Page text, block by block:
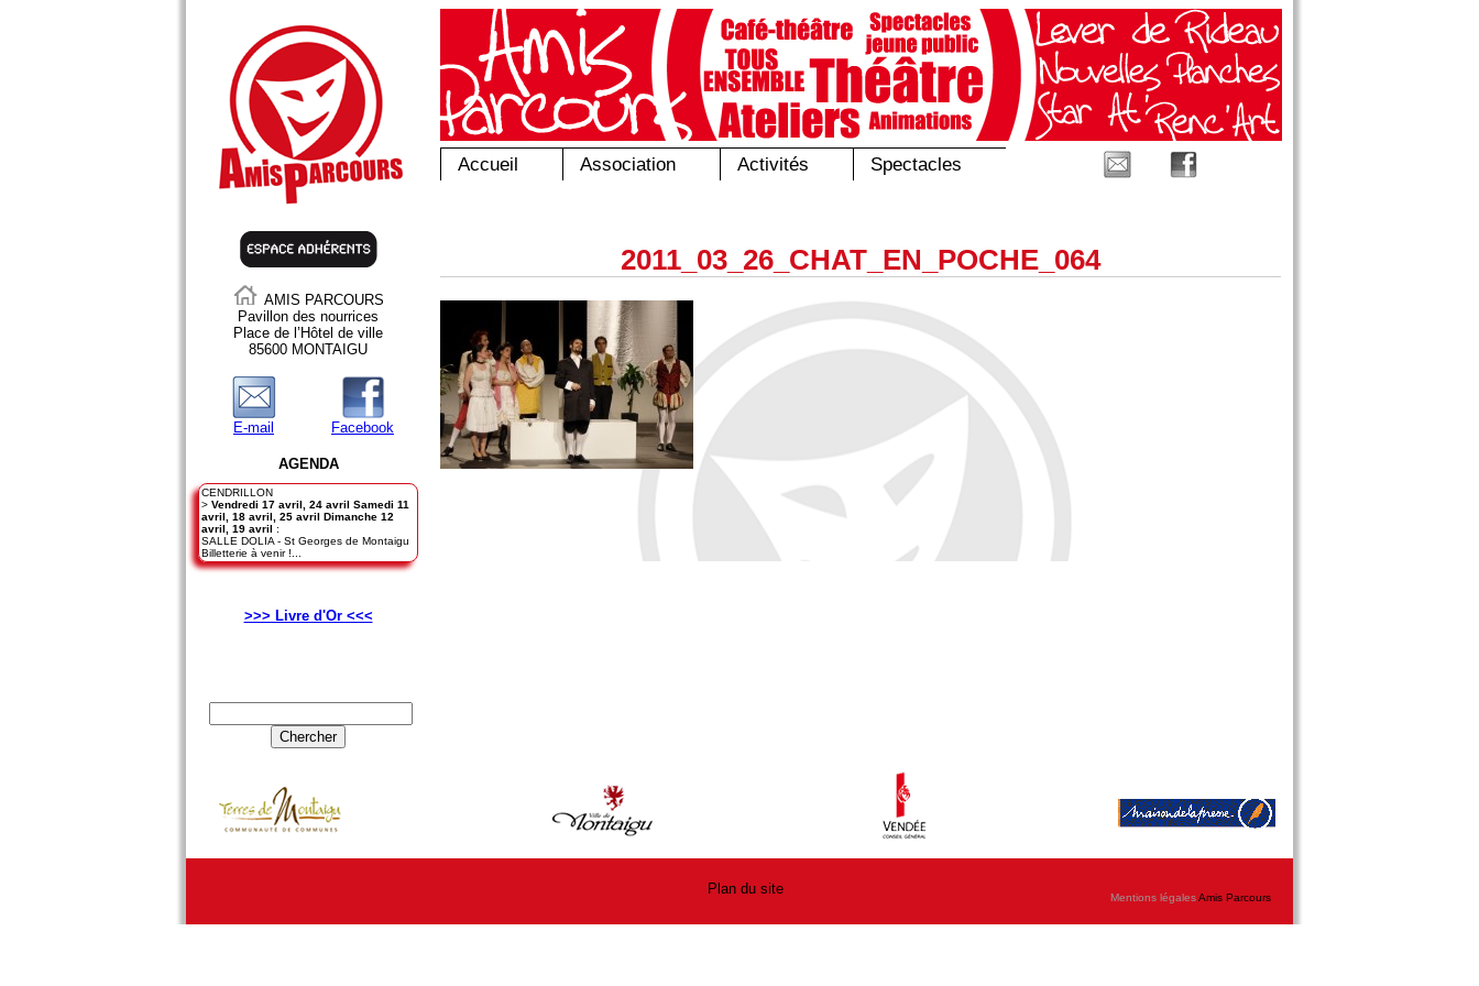
Accueil Association Activités Spectacles
2011_03_26_CHAT_EN_POCHE_064
AMIS PARCOURS
Pavillon des nourrices
Place de l’Hôtel de ville
85600 MONTAIGU
E-mail Facebook
AGENDA
CENDRILLON
> Vendredi 17 avril, 24 avril Samedi 11
avril, 18 avril, 25 avril Dimanche 12
avril, 19 avril :
SALLE DOLIA - St Georges de Montaigu
Billetterie à venir !...
>>> Livre d'Or <<<
Plan du site
Mentions légalesAmis Parcours